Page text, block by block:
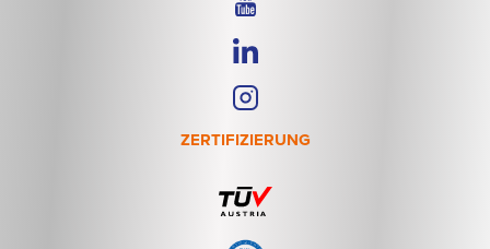
ZERTIFIZIERUNG